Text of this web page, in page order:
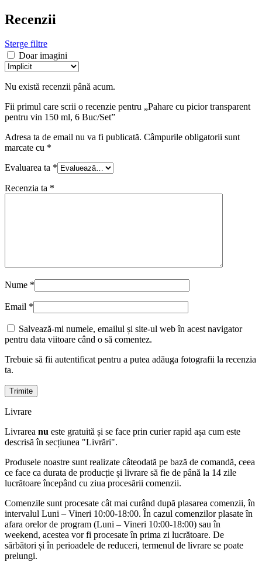
Recenzii
Sterge filtre
Doar imagini
Nu există recenzii până acum.
Fii primul care scrii o recenzie pentru „Pahare cu picior transparent
pentru vin 150 ml, 6 Buc/Set”
Adresa ta de email nu va fi publicată. Câmpurile obligatorii sunt
marcate cu *
Evaluarea ta *
Recenzia ta *
Nume *
Email *
Salvează-mi numele, emailul și site-ul web în acest navigator
pentru data viitoare când o să comentez.
Trebuie să fii autentificat pentru a putea adăuga fotografii la recenzia
ta.
Livrare
Livrarea nu este gratuită și se face prin curier rapid așa cum este
descrisă în secțiunea "Livrări".
Produsele noastre sunt realizate câteodată pe bază de comandă, ceea
ce face ca durata de producție și livrare să fie de până la 14 zile
lucrătoare începând cu ziua procesării comenzii.
Comenzile sunt procesate cât mai curând după plasarea comenzii, în
intervalul Luni – Vineri 10:00-18:00. În cazul comenzilor plasate în
afara orelor de program (Luni – Vineri 10:00-18:00) sau în
weekend, acestea vor fi procesate în prima zi lucrătoare. De
sărbători și în perioadele de reduceri, termenul de livrare se poate
prelungi.